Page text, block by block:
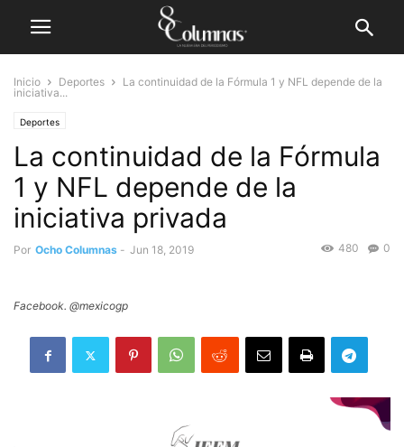
Inicio Deportes
La continuidad de la Fórmula 1 y NFL depende de la
iniciativa...
Deportes
La continuidad de la Fórmula
1 y NFL depende de la
iniciativa privada
Por Ocho Columnas - Jun 18, 2019 0
480
Facebook. @mexicogp